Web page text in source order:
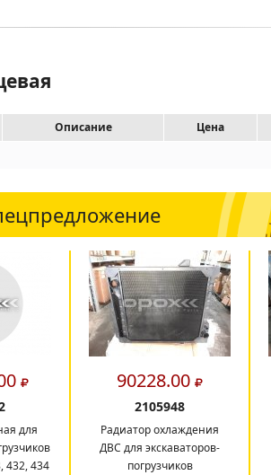
Описание Цена
для
432, 434
90228.00
2105948
Радиатор охлаждения
ДВС для экскаваторов-
погрузчиков